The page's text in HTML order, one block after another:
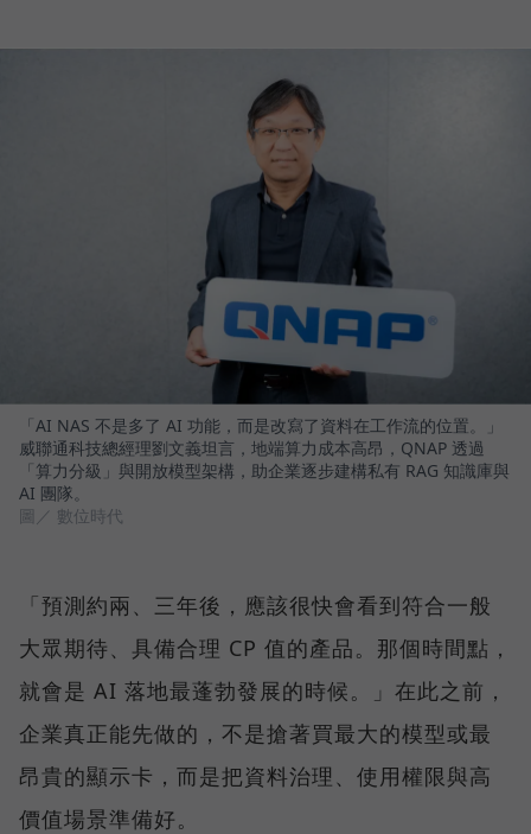
「AI NAS 不是多了 AI 功能，而是改寫了資料在工作流的位置。」
威聯通科技總經理劉文義坦言，地端算力成本高昂，QNAP 透過
「算力分級」與開放模型架構，助企業逐步建構私有 RAG 知識庫與
AI 團隊。
圖／ 數位時代
「預測約兩、三年後，應該很快會看到符合一般
大眾期待、具備合理 CP 值的產品。那個時間點，
就會是 AI 落地最蓬勃發展的時候。」在此之前，
企業真正能先做的，不是搶著買最大的模型或最
昂貴的顯示卡，而是把資料治理、使用權限與高
價值場景準備好。